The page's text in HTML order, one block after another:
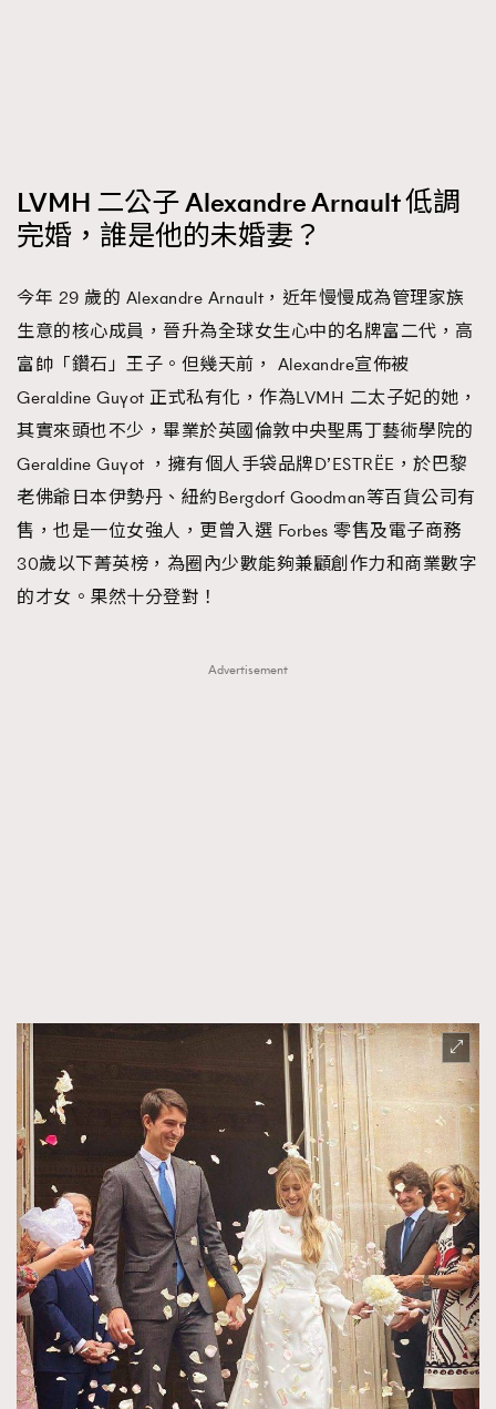
LVMH 二公子 Alexandre Arnault 低調
完婚，誰是他的未婚妻？
今年 29 歲的 Alexandre Arnault，近年慢慢成為管理家族
生意的核心成員，晉升為全球女生心中的名牌富二代，高
富帥「鑽石」王子。但幾天前， Alexandre宣佈被
Geraldine Guyot 正式私有化，作為LVMH 二太子妃的她，
其實來頭也不少，畢業於英國倫敦中央聖馬丁藝術學院的
Geraldine Guyot ，擁有個人手袋品牌D’ESTRËE，於巴黎
老佛爺日本伊勢丹、紐約Bergdorf Goodman等百貨公司有
售，也是一位女強人，更曾入選 Forbes 零售及電子商務
30歲以下菁英榜，為圈內少數能夠兼顧創作力和商業數字
的才女。果然十分登對！
Advertisement